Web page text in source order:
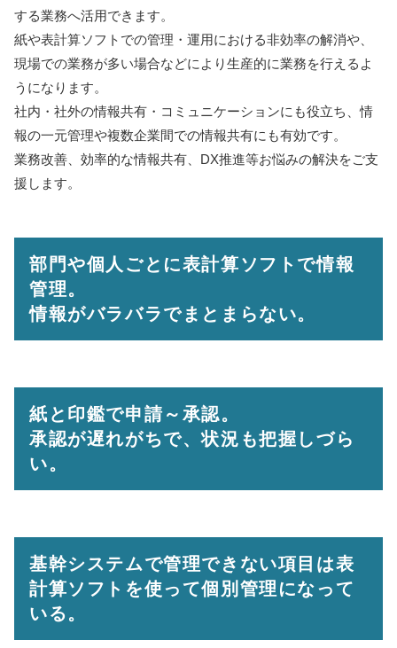
する業務へ活⽤できます。
紙や表計算ソフトでの管理・運用における非効率の解消や、
現場での業務が多い場合などにより生産的に業務を⾏えるよ
うになります。
社内・社外の情報共有・コミュニケーションにも役⽴ち、情
報の⼀元管理や複数企業間での情報共有にも有効です。
業務改善、効率的な情報共有、DX推進等お悩みの解決をご支
援します。
部門や個人ごとに表計算ソフトで情報
管理。
情報がバラバラでまとまらない。
紙と印鑑で申請～承認。
承認が遅れがちで、状況も把握しづら
い。
基幹システムで管理できない項目は表
計算ソフトを使って個別管理になって
いる。